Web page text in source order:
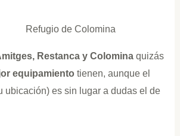
Refugio de Colomina
Restanca y Colomina quizás
equipamiento tienen, aunque el
ubicación) es sin lugar a dudas el de